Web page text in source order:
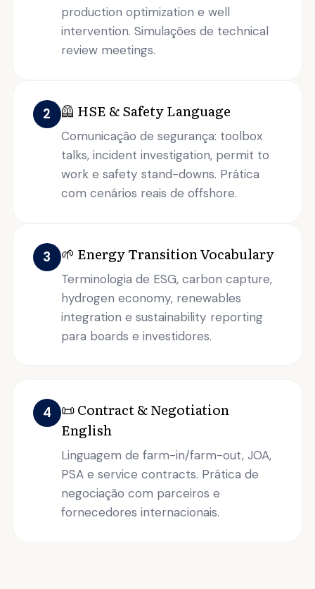
production optimization e well
intervention. Simulações de technical
review meetings.
2 🦺 HSE & Safety Language
Comunicação de segurança: toolbox
talks, incident investigation, permit to
work e safety stand-downs. Prática
com cenários reais de offshore.
3 🌱 Energy Transition Vocabulary
Terminologia de ESG, carbon capture,
hydrogen economy, renewables
integration e sustainability reporting
para boards e investidores.
4
📜 Contract & Negotiation
English
Linguagem de farm-in/farm-out, JOA,
PSA e service contracts. Prática de
negociação com parceiros e
fornecedores internacionais.